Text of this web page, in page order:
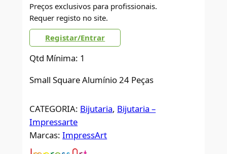
Preços exclusivos para profissionais.
Requer registo no site.
Registar/Entrar
Qtd Mínima: 1
Small Square Alumínio 24 Peças
CATEGORIA: Bijutaria, Bijutaria –
Impressarte
Marcas:ImpressArt